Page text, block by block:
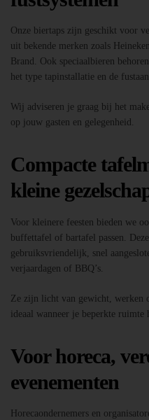
Onze biertaps zijn geschikt voor
uit bekende merken zoals
Brand. Ook speciaalbieren
het type tapinstallatie en de
Wij adviseren je graag bij het
op jouw gasten en gelegenheid.
Compacte
kleine
Voor kleinere feesten bieden we
buffettafel of bartafel passen.
gebruiksvriendelijk, snel
verjaardagen of BBQ’s.
Ze zijn licht van gewicht, werken
ideaal wanneer je beperkte ruimte
Voor horeca,
evenementen
Horecaondernemers en